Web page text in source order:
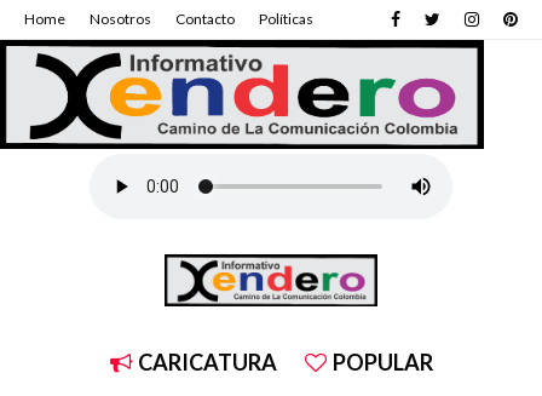
Home Nosotros Contacto Políticas
CARICATURA POPULAR